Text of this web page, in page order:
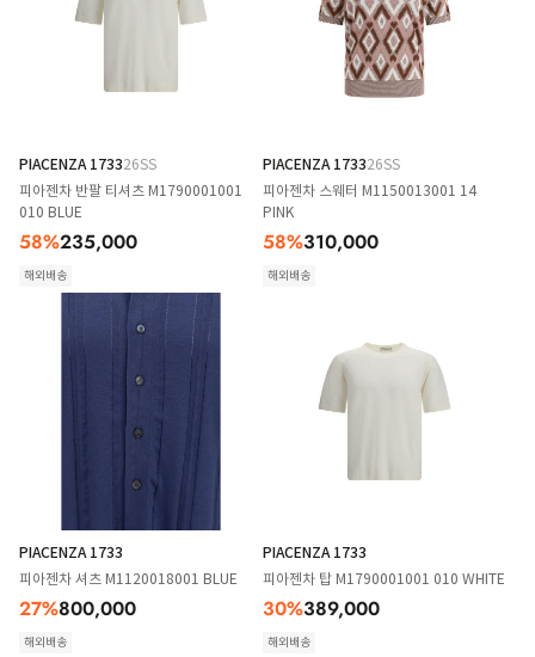
PIACENZA 173326SS
피아젠차 반팔 티셔츠 M1790001001
010 BLUE
58%235,000
해외배송
PIACENZA 173326SS
피아젠차 스웨터 M1150013001 14
PINK
58%310,000
해외배송
PIACENZA 1733
피아젠차 셔츠 M1120018001 BLUE
27%800,000
해외배송
PIACENZA 1733
피아젠차 탑 M1790001001 010 WHITE
30%389,000
해외배송